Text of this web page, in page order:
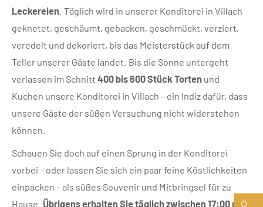
Leckereien . Täglich wird in unserer Konditorei in Villach
geknetet, geschäumt, gebacken, geschmückt, verziert,
veredelt und dekoriert, bis das Meisterstück auf dem
Teller unserer Gäste landet. Bis die Sonne untergeht
verlassen im Schnitt 400 bis 600 Stück Torten und
Kuchen unsere Konditorei in Villach – ein Indiz dafür, dass
unsere Gäste der süßen Versuchung nicht widerstehen
können.
Schauen Sie doch auf einen Sprung in der Konditorei
vorbei – oder lassen Sie sich ein paar feine Köstlichkeiten
einpacken – als süßes Souvenir und Mitbringsel für zu
Hause. Übrigens erhalten Sie täglich zwischen 17:00 und